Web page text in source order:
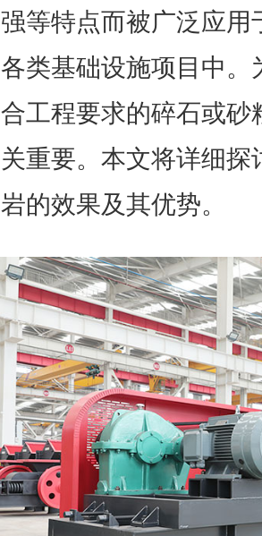
强等特点而被广泛应用
各类基础设施项目中
合工程要求的碎石或砂
关重要。本文将详细探
岩的效果及其优势。